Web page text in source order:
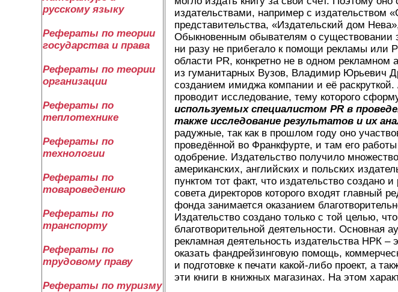
русскому языку
Рефераты по теории
государства и права
Рефераты по теории
организации
Рефераты по
теплотехнике
Рефераты по
технологии
Рефераты по
товароведению
Рефераты по
транспорту
Рефераты по
трудовому праву
Рефераты по туризму
издательствами, например с издательством
представительства, «Издательский дом
Обыкновенным обывателям о существовании
ни разу не прибегало к помощи рекламы или
области PR, конкретно не в одном рекламном
из гуманитарных Вузов, Владимир Юрьевич
созданием имиджа компании и её
проводит исследование, тему которого
используемых специалистом PR в
также исследование результатов и их
радужные, так как в прошлом году оно
проведённой во Франкфурте, и там его
одобрение. Издательство получило
американских, английских и польских
пунктом тот факт, что издательство создано
совета директоров которого входят главный
фонда занимается оказанием
Издательство создано только с той целью,
благотворительной деятельности. Основная
рекламная деятельность издательства НРК –
оказать фандрейзинговую помощь,
и подготовке к печати какой-либо проект, а
эти книги в книжных магазинах. На этом